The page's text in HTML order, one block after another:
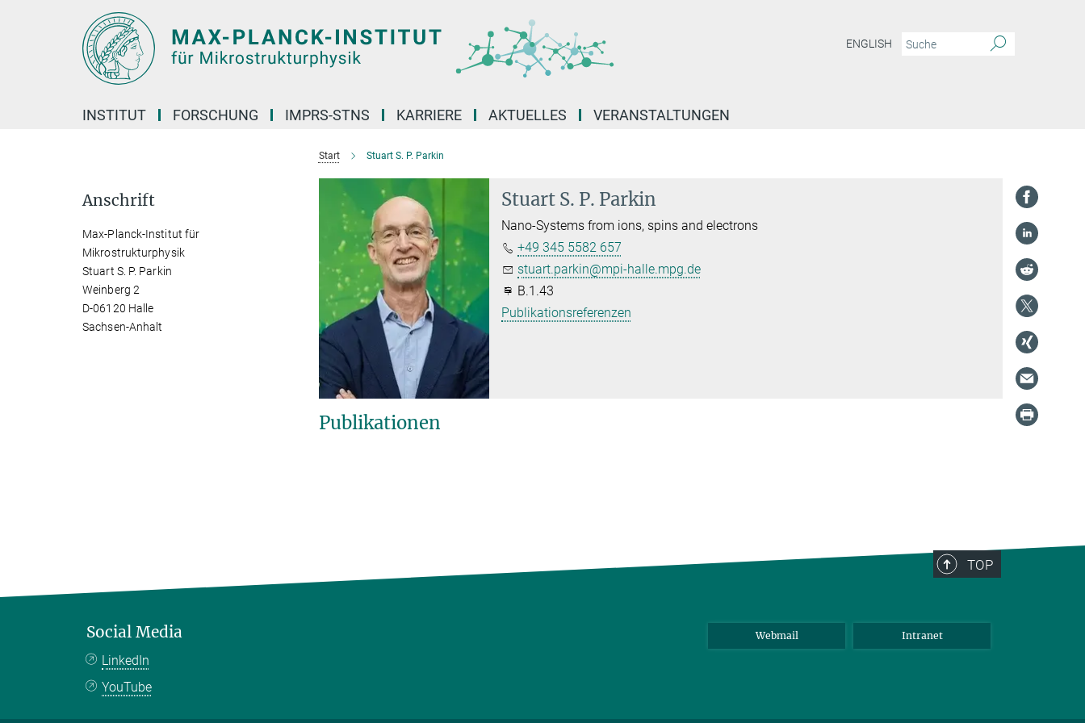
ENGLISH
INSTITUT FORSCHUNG IMPRS-STNS KARRIERE AKTUELLES VERANSTALTUNGEN
Start Stuart S. P. Parkin
Stuart S. P. Parkin
Nano-Systems from ions, spins and electrons
+49 345 5582 657
stuart.parkin@mpi-halle.mpg.de
B.1.43
Publikationsreferenzen
Publikationen
Anschrift
Max-Planck-Institut für
Mikrostrukturphysik
Stuart S. P. Parkin
Weinberg 2
D-06120 Halle
Sachsen-Anhalt
TOP
Social Media
LinkedIn
YouTube
Webmail Intranet